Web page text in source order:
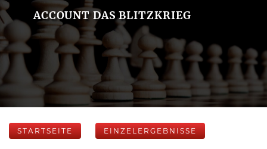
ACCOUNT DAS BLITZKRIEG
STARTSEITE EINZELERGEBNISSE